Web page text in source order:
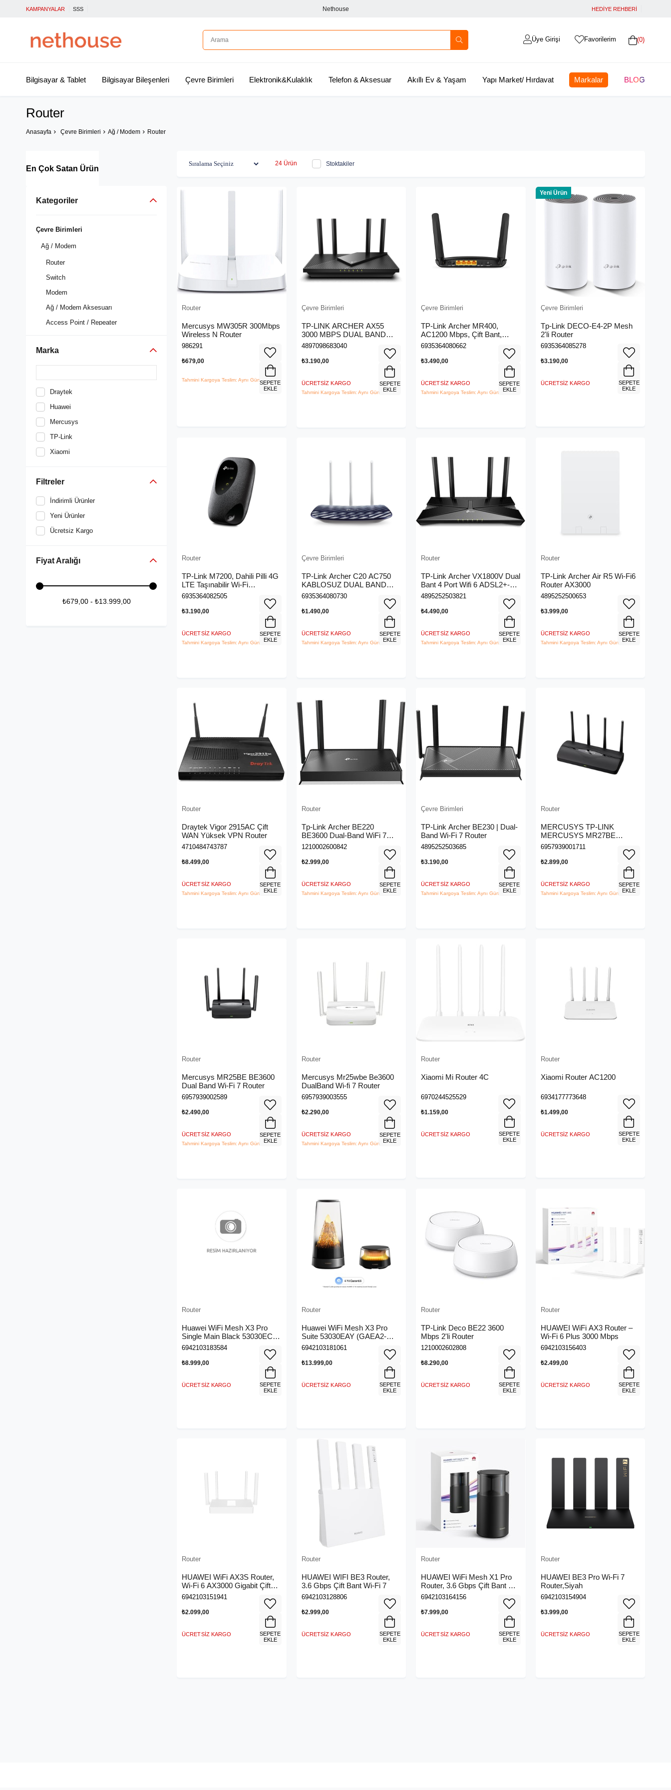
KAMPANYALAR SSS Nethouse HEDİYE REHBERİ
0
Favorilerim
Üye Girişi
Bilgisayar & Tablet Bilgisayar Bileşenleri Çevre Birimleri Elektronik&Kulaklık Telefon & Aksesuar Akıllı Ev & Yaşam Yapı Market/ Hırdavat Markalar BLOG
Router
Anasayfa Çevre Birimleri Ağ / Modem Router
En Çok Satan Ürün
Kategoriler
Çevre Birimleri
Ağ / Modem
Router
Switch
Modem
Ağ / Modem Aksesuarı
Access Point / Repeater
Firewall
Menzil Genişletici
Powerline
Marka
Draytek
Huawei
Mercusys
TP-Link
Xiaomi
Filtreler
İndirimli Ürünler
Yeni Ürünler
Ücretsiz Kargo
Fiyat Aralığı
₺679,00 - ₺13.999,00
24 Ürün Stoktakiler
Router
Mercusys MW305R 300Mbps
Wireless N Router
986291
₺679,00
SEPETE
EKLE
Tahmini Kargoya Teslim: Aynı Gün
Çevre Birimleri
TP-LINK ARCHER AX55
3000 MBPS DUAL BAND
GIGABIT Wi-Fi 6 ROUTER
4897098683040
₺3.190,00
SEPETE
EKLE
ÜCRETSIZ KARGO
Tahmini Kargoya Teslim: Aynı Gün
Çevre Birimleri
TP-Link Archer MR400,
AC1200 Mbps, Çift Bant,
10/100 Port, 4G/3G SIM
Yuvası, Kablosuz 4G LTE
Router
6935364080662
₺3.490,00
SEPETE
EKLE
ÜCRETSIZ KARGO
Tahmini Kargoya Teslim: Aynı Gün
Çevre Birimleri
Tp-Link DECO-E4-2P Mesh
2'li Router
6935364085278
₺3.190,00
Yeni Ürün
SEPETE
EKLE
ÜCRETSIZ KARGO
Router
TP-Link M7200, Dahili Pilli 4G
LTE Taşınabilir Wi-Fi
Modem/Router
6935364082505
₺3.190,00
SEPETE
EKLE
ÜCRETSIZ KARGO
Tahmini Kargoya Teslim: Aynı Gün
Çevre Birimleri
TP-Link Archer C20 AC750
KABLOSUZ DUAL BAND
ROUTER
6935364080730
₺1.490,00
SEPETE
EKLE
ÜCRETSIZ KARGO
Tahmini Kargoya Teslim: Aynı Gün
Router
TP-Link Archer VX1800V Dual
Bant 4 Port Wifi 6 ADSL2+-
VDSL Modem
4895252503821
₺4.490,00
SEPETE
EKLE
ÜCRETSIZ KARGO
Tahmini Kargoya Teslim: Aynı Gün
Router
TP-Link Archer Air R5 Wi-Fi6
Router AX3000
4895252500653
₺3.999,00
SEPETE
EKLE
ÜCRETSIZ KARGO
Tahmini Kargoya Teslim: Aynı Gün
Router
Draytek Vigor 2915AC Çift
WAN Yüksek VPN Router
4710484743787
₺8.499,00
SEPETE
EKLE
ÜCRETSIZ KARGO
Tahmini Kargoya Teslim: Aynı Gün
Router
Tp-Link Archer BE220
BE3600 Dual-Band WiFi 7
EasyMesh Router
1210002600842
₺2.999,00
SEPETE
EKLE
ÜCRETSIZ KARGO
Tahmini Kargoya Teslim: Aynı Gün
Çevre Birimleri
TP-Link Archer BE230 | Dual-
Band Wi-Fi 7 Router
4895252503685
₺3.190,00
SEPETE
EKLE
ÜCRETSIZ KARGO
Tahmini Kargoya Teslim: Aynı Gün
Router
MERCUSYS TP-LINK
MERCUSYS MR27BE
BE3600 DUAL BAND WIFI 7
6957939001711
₺2.899,00
SEPETE
EKLE
ÜCRETSIZ KARGO
Tahmini Kargoya Teslim: Aynı Gün
Router
Mercusys MR25BE BE3600
Dual Band Wi-Fi 7 Router
6957939002589
₺2.490,00
SEPETE
EKLE
ÜCRETSIZ KARGO
Tahmini Kargoya Teslim: Aynı Gün
Router
Mercusys Mr25wbe Be3600
DualBand Wi-fi 7 Router
6957939003555
₺2.290,00
SEPETE
EKLE
ÜCRETSIZ KARGO
Tahmini Kargoya Teslim: Aynı Gün
Router
Xiaomi Mi Router 4C
6970244525529
₺1.159,00
SEPETE
EKLE
ÜCRETSIZ KARGO
Router
Xiaomi Router AC1200
6934177773648
₺1.499,00
SEPETE
EKLE
ÜCRETSIZ KARGO
Router
Huawei WiFi Mesh X3 Pro
Single Main Black 53030ECM
(GAEA2-PLM21-20)
6942103183584
₺8.999,00
SEPETE
EKLE
ÜCRETSIZ KARGO
Router
Huawei WiFi Mesh X3 Pro
Suite 53030EAY (GAEA2-
PL21-121)
6942103181061
₺13.999,00
SEPETE
EKLE
ÜCRETSIZ KARGO
Router
TP-Link Deco BE22 3600
Mbps 2'li Router
1210002602808
₺8.290,00
SEPETE
EKLE
ÜCRETSIZ KARGO
Router
HUAWEI WiFi AX3 Router –
Wi-Fi 6 Plus 3000 Mbps
6942103156403
₺2.499,00
SEPETE
EKLE
ÜCRETSIZ KARGO
Router
HUAWEI WiFi AX3S Router,
Wi-Fi 6 AX3000 Gigabit Çift
Bant Kablosuz Yönlendirici,
6942103151941
₺2.099,00
SEPETE
EKLE
ÜCRETSIZ KARGO
Router
HUAWEI WIFI BE3 Router,
3.6 Gbps Çift Bant Wi-Fi 7
6942103128806
₺2.999,00
SEPETE
EKLE
ÜCRETSIZ KARGO
Router
HUAWEI WiFi Mesh X1 Pro
Router, 3.6 Gbps Çift Bant Wi-
Fi 7
6942103164156
₺7.999,00
SEPETE
EKLE
ÜCRETSIZ KARGO
Router
HUAWEI BE3 Pro Wi-Fi 7
Router,Siyah
6942103154904
₺3.999,00
SEPETE
EKLE
ÜCRETSIZ KARGO